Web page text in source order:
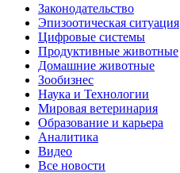
Законодательство
Эпизоотическая ситуация
Цифровые системы
Продуктивные животные
Домашние животные
Зообизнес
Наука и Технологии
Мировая ветеринария
Образование и карьера
Аналитика
Видео
Все новости